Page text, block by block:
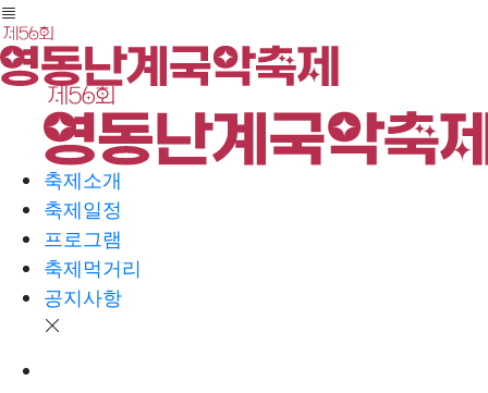
축제소개
축제일정
프로그램
축제먹거리
공지사항